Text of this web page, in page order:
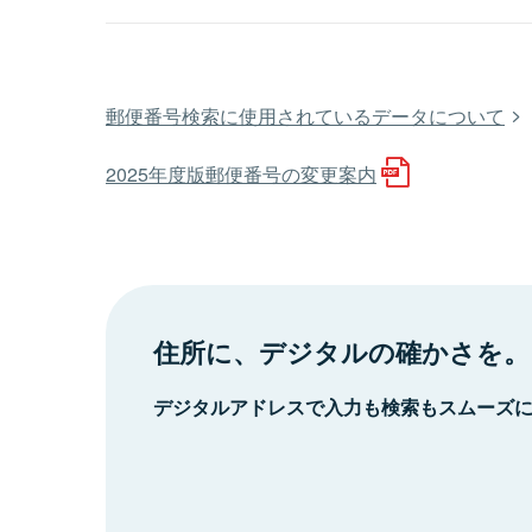
郵便番号検索に使用されているデータについて
2025年度版郵便番号の変更案内
住所に、デジタルの確かさを。
デジタルアドレスで入力も検索もスムーズ